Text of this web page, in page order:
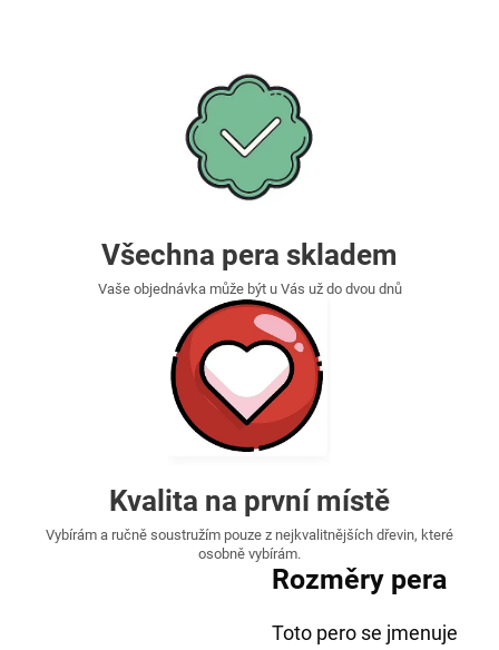
Všechna pera skladem
Vaše objednávka může být u Vás už do dvou dnů
Kvalita na první místě
Vybírám a ručně soustružím pouze z nejkvalitnějších dřevin, které
osobně vybírám.
Rozměry pera
Toto pero se jmenuje